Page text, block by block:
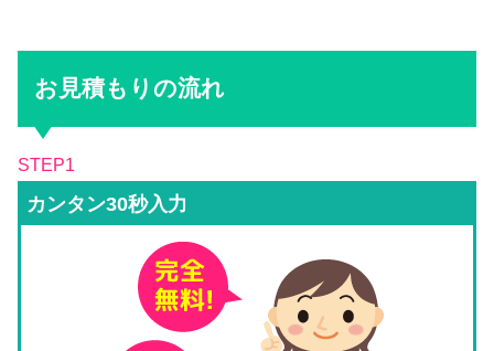
お見積もりの流れ
STEP1
カンタン30秒入力